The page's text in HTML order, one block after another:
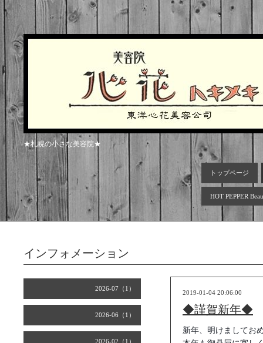
★札幌の小さな美容院★
トップページ
HOT PEPPER
2026-07（1）
2026-06（1）
2026-02（1）
インフォメーション
2019-01-04 20:06:00
◆謹賀新年◆
新年、明けましてお